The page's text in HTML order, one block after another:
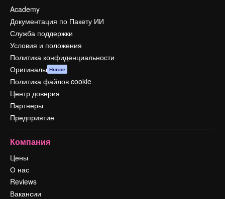
Academy
Документация по Пакету ИИ
Служба поддержки
Условия и положения
Политика конфиденциальности
Оригиналы Новое
Политика файлов cookie
Центр доверия
Партнеры
Предприятие
Компания
Цены
О нас
Reviews
Вакансии